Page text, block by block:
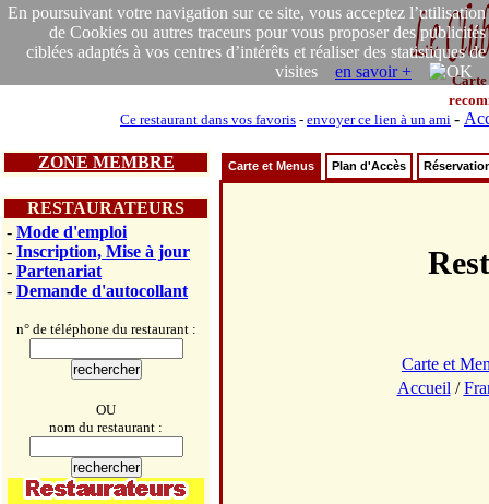
En poursuivant votre navigation sur ce site, vous acceptez l’utilisation
de Cookies ou autres traceurs pour vous proposer des publicités
ciblées adaptés à vos centres d’intérêts et réaliser des statistiques de
visites en savoir +
Carte
Ce restaurant dans vos favoris - envoyer ce lien à un ami -
ZONE MEMBRE
RESTAURATEURS
- Mode d'emploi
- Inscription, Mise à jour
- Partenariat
- Demande d'autocollant
n° de téléphone du restaurant :
OU
nom du restaurant :
Carte et Menus Plan d'Accès
Carte et
Accueil /